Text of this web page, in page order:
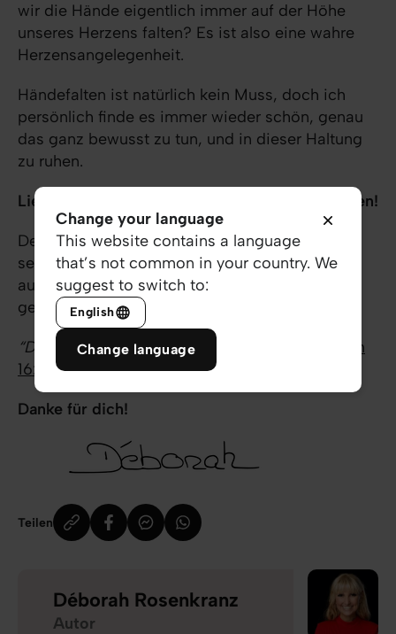
wir die Hände eigentlich immer auf der Höhe
unseres Herzens falten? Es ist also eine wahre
Herzensangelegenheit.
Händefalten ist natürlich kein Muss, doch ich
persönlich finde es immer wieder schön, genau
das ganz bewusst zu tun, und in dieser Haltung
zu ruhen.
Lieber Hände falten, bevor sich Sorgen entfalten!
Denn so, wie mein Neffe sich in den Armen
seiner Mama geborgen weiss, darfst und sollst
auch du zu jedem Zeitpunkt wissen, wohin du
gehörst:
“Du bist mein Herr, mein ganzes Glück!”
Psalm
16:2
HfA)
Danke für dich!
Teilen
Déborah Rosenkranz
Autor
Change your language
This website contains a language
that’s not common in your country. We
suggest to switch to:
English
Change language